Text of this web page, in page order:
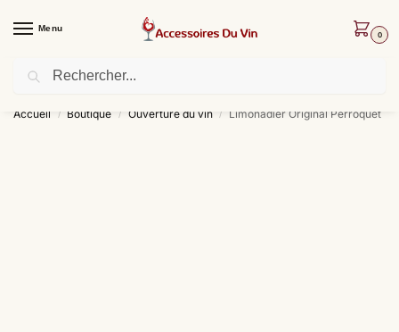
Menu
0
Livraison offerte dès 30 € d’achat !
Accueil / Boutique / Ouverture du vin / Limonadier Original Perroquet